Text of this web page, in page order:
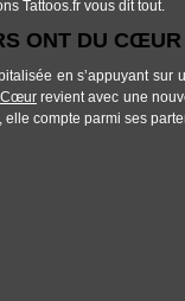
Tattoos.fr vous dit tout.
ONT DU
en s’appuyant sur
Cœurrevient avec une
compte parmi ses